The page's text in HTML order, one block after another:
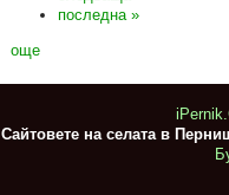
последна »
още
Сайтовете на селата в